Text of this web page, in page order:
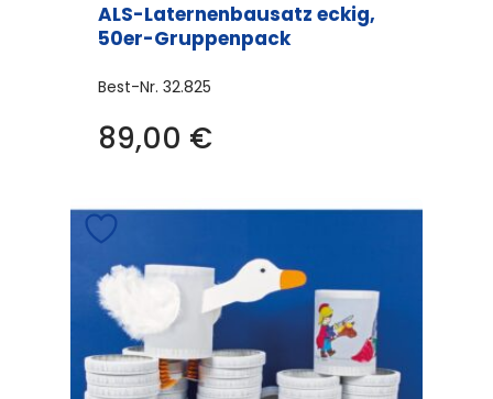
ALS-Laternenbausatz eckig,
50er-Gruppenpack
Best-Nr. 32.825
89,00 €